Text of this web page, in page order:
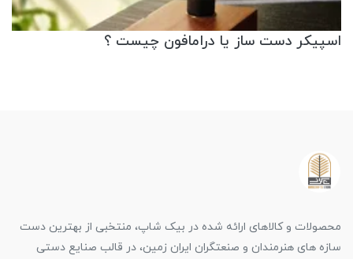
اسپیکر دست ساز یا درامافون چیست ؟
محصولات و کالاهای ارائه شده در بیک شاپ، منتخبی از بهترین دست
سازه های هنرمندان و صنعتگران ایران زمین، در قالب صنایع دستی